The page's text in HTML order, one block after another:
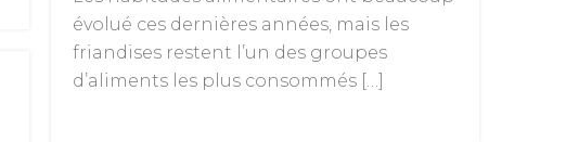
évolué ces dernières années, mais les
friandises restent l’un des groupes
d’aliments les plus consommés […]